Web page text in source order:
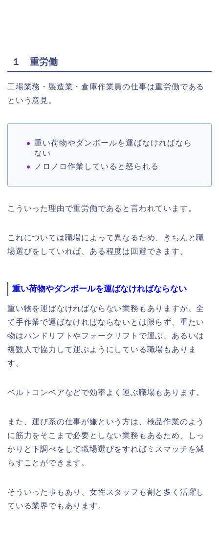
１ 重労働
工場業務・製造業・倉庫作業員の仕事は重労働である
という意見。
重い荷物やダンボールを運ばなければなら
ない
ノロノロ作業していると怒られる
こういった理由で重労働であると言われています。
これについては職場によって異なるため、きちんと職
場選びをしていれば、ある程度は回避できます。
重い荷物やダンボールを運ばなければならない
重い物を運ばなければならない業務もありますが、全
て手作業で運ばなければならないとは限らず、重たい
物はハンドリフトやフォークリフトで運ぶ、あるいは
複数人で協力して運ぶようにしている職場もありま
す。
ベルトコンベアなどで効率よく運ぶ職場もあります。
また、運び系の仕事が嫌という方は、検品作業のよう
に筋力をそこまで必要としない業務もあるため、しっ
かりと下調べをして職場選びをすればミスマッチを減
らすことができます。
そういった事もあり、女性スタッフも割と多く活躍し
ている業界でもあります。